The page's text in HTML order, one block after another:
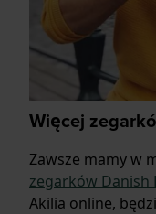
Więcej
Zawsze mamy w
zegarków Danish
Akilia online,